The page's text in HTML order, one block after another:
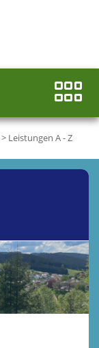
> Leistungen A - Z